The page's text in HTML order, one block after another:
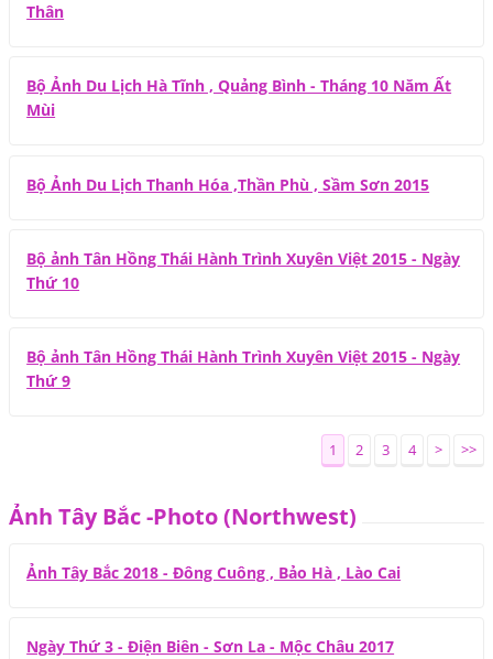
Thân
Bộ Ảnh Du Lịch Hà Tĩnh , Quảng Bình - Tháng 10 Năm Ất
Mùi
Bộ Ảnh Du Lịch Thanh Hóa ,Thần Phù , Sầm Sơn 2015
Bộ ảnh Tân Hồng Thái Hành Trình Xuyên Việt 2015 - Ngày
Thứ 10
Bộ ảnh Tân Hồng Thái Hành Trình Xuyên Việt 2015 - Ngày
Thứ 9
1 2 3 4 > >>
Ảnh Tây Bắc -Photo (Northwest)
Ảnh Tây Bắc 2018 - Đông Cuông , Bảo Hà , Lào Cai
Ngày Thứ 3 - Điện Biên - Sơn La - Mộc Châu 2017